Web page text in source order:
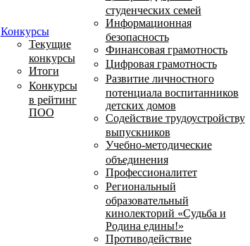
Конкурсы
Текущие
конкурсы
Итоги
Конкурсы
в рейтинг
ПОО
студенческих семей
Информационная
безопасность
Финансовая грамотность
Цифровая грамотность
Развитие личностного
потенциала воспитанников
детских домов
Содействие трудоустройству
выпускников
Учебно-методические
объединения
Профессионалитет
Региональный
образовательный
кинолекторий «Судьба и
Родина едины!»
Противодействие